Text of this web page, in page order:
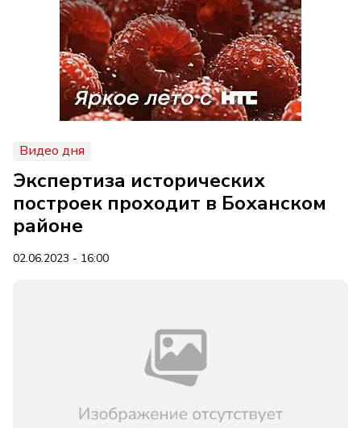
Видео дня
Экспертиза исторических
построек проходит в Боханском
районе
02.06.2023 - 16:00